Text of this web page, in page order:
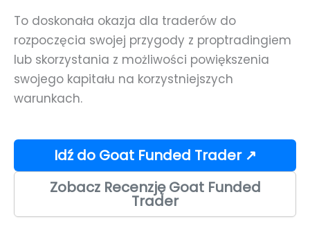
To doskonała okazja dla traderów do
rozpoczęcia swojej przygody z proptradingiem
lub skorzystania z możliwości powiększenia
swojego kapitału na korzystniejszych
warunkach.
Idź do Goat Funded Trader ↗
Zobacz Recenzję Goat Funded
Trader